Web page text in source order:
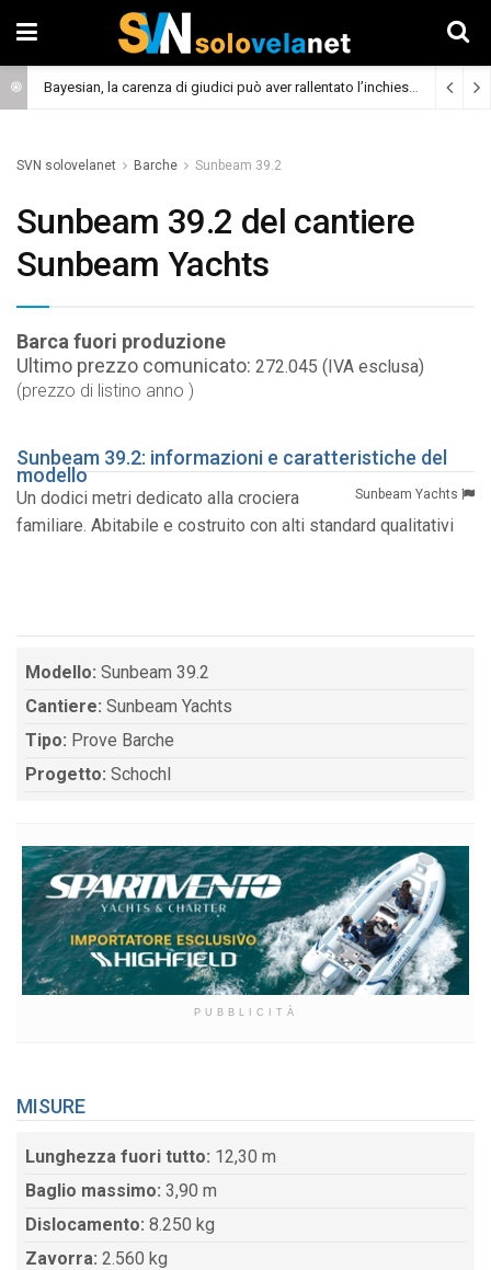
Bayesian, la carenza di giudici può aver rallentato l’inchiesta (Cronaca)
SVN solovelanet Barche Sunbeam 39.2
Sunbeam 39.2 del cantiere
Sunbeam Yachts
Barca fuori produzione
Ultimo prezzo comunicato: 272.045 (IVA esclusa)
(prezzo di listino anno )
Sunbeam 39.2: informazioni e caratteristiche del
modello
Sunbeam Yachts
Un dodici metri dedicato alla crociera
familiare. Abitabile e costruito con alti standard qualitativi
Modello: Sunbeam 39.2
Cantiere: Sunbeam Yachts
Tipo: Prove Barche
Progetto: Schochl
PUBBLICITÀ
MISURE
Lunghezza fuori tutto: 12,30 m
Baglio massimo: 3,90 m
Dislocamento: 8.250 kg
Zavorra: 2.560 kg